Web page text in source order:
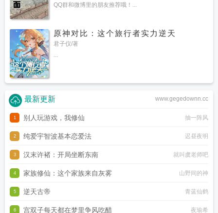
QQ群和微博里的朋友推荐哦！...
原神对比：这个旅行者实力逆天
君子仪/著
...
www.gegedownn.cc
最新更新
1 别人玩游戏，我修仙 抽一阵风
2 纯爱宇智波基本恋爱法 迟昼夜明
3 汉末许褚：开局坐断东南 就叫虞老师吧
4 家族修仙：这个家族来自灰雾 山野间的神
5 逆天古帝 青蓝仙鹤
6 宫双子每天都在梦里争风吃醋 夜瑜希